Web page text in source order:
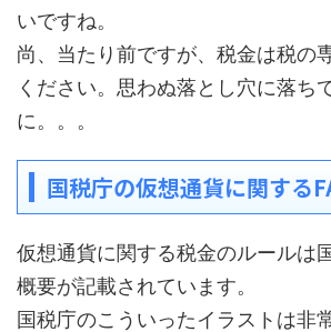
いですね。
尚、当たり前ですが、税金は税の
ください。思わぬ落とし穴に落ち
に。。。
国税庁の仮想通貨に関する
仮想通貨に関する税金のルールは
概要が記載されています。
国税庁のこういったイラストは非